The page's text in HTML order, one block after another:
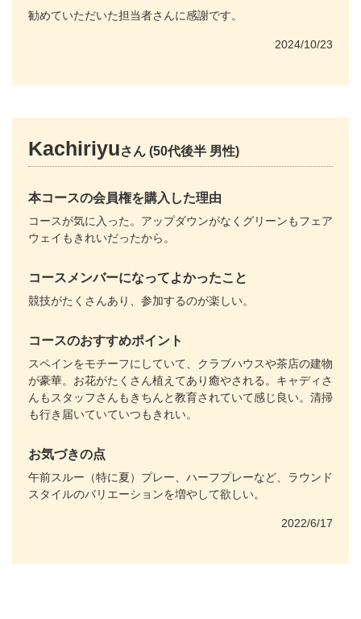
勧めていただいた担当者さんに感謝です。
2024/10/23
Kachiriyuさん (50代後半 男性)
本コースの会員権を購入した理由
コースが気に入った。アップダウンがなくグリーンもフェア
ウェイもきれいだったから。
コースメンバーになってよかったこと
競技がたくさんあり、参加するのが楽しい。
コースのおすすめポイント
スペインをモチーフにしていて、クラブハウスや茶店の建物
が豪華。お花がたくさん植えてあり癒やされる。キャディさ
んもスタッフさんもきちんと教育されていて感じ良い。清掃
も行き届いていていつもきれい。
お気づきの点
午前スルー（特に夏）プレー、ハーフプレーなど、ラウンド
スタイルのバリエーションを増やして欲しい。
2022/6/17